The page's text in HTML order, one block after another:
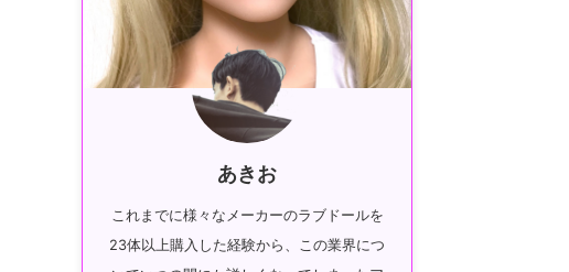
あきお
これまでに様々なメーカーのラブドールを
23体以上購入した経験から、この業界につ